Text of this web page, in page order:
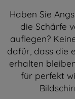
Haben Sie
die Schärfe
auflegen?
dafür, dass die
erhalten
für perfekt